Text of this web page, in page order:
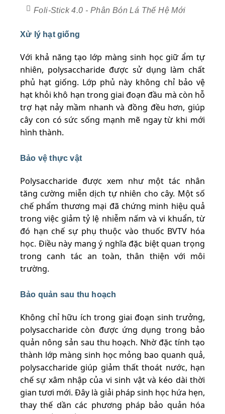
Foli-Stick 4.0 - Phân Bón Lá Thế Hệ Mới
Xử lý hạt giống
Với khả năng tạo lớp màng sinh học giữ ẩm tự
nhiên, polysaccharide được sử dụng làm chất
phủ hạt giống. Lớp phủ này không chỉ bảo vệ
hạt khỏi khô hạn trong giai đoạn đầu mà còn hỗ
trợ hạt nảy mầm nhanh và đồng đều hơn, giúp
cây con có sức sống mạnh mẽ ngay từ khi mới
hình thành.
Bảo vệ thực vật
Polysaccharide được xem như một tác nhân
tăng cường miễn dịch tự nhiên cho cây. Một số
chế phẩm thương mại đã chứng minh hiệu quả
trong việc giảm tỷ lệ nhiễm nấm và vi khuẩn, từ
đó hạn chế sự phụ thuộc vào thuốc BVTV hóa
học. Điều này mang ý nghĩa đặc biệt quan trọng
trong canh tác an toàn, thân thiện với môi
trường.
Bảo quản sau thu hoạch
Không chỉ hữu ích trong giai đoạn sinh trưởng,
polysaccharide còn được ứng dụng trong bảo
quản nông sản sau thu hoạch. Nhờ đặc tính tạo
thành lớp màng sinh học mỏng bao quanh quả,
polysaccharide giúp giảm thất thoát nước, hạn
chế sự xâm nhập của vi sinh vật và kéo dài thời
gian tươi mới. Đây là giải pháp sinh học hứa hẹn,
thay thế dần các phương pháp bảo quản hóa